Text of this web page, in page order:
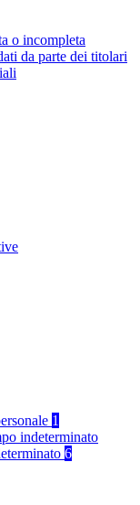
o incompleta
da parte dei titolari
1
indeterminato
6